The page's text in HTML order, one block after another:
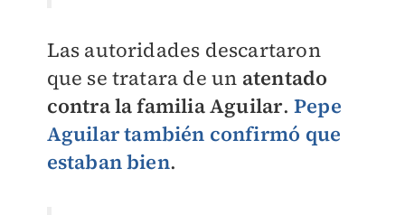
Las autoridades descartaron
que se tratara de un atentado
contra la familia Aguilar. Pepe
Aguilar también confirmó que
estaban bien.